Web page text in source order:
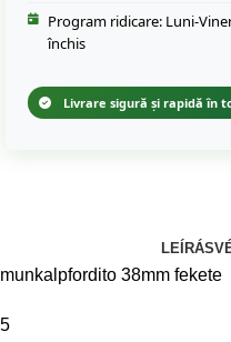
Program ridicare: Luni-
închis
Livrare sigură și rapidă în
LEÍRÁS
munkalpfordito 38mm fekete
5